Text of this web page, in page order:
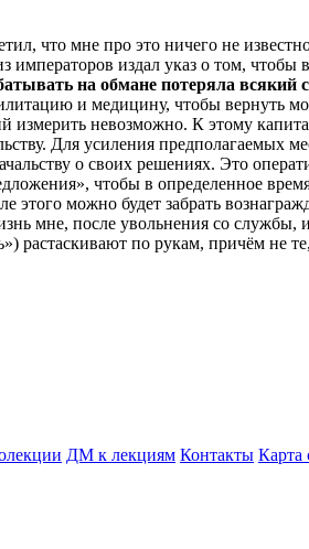
что мне про это ничего не
издал указ о том, чтобы
на обмане потеряла всякий
и медицину, чтобы вернуть
измерить невозможно. К этому
Для усиления предполагаемых
о своих решениях. Это
чтобы в определенное
этого можно будет забрать
мне, после увольнения со службы,
растаскивают по рукам, причём не
ДМ к лекциям Контакты Карта